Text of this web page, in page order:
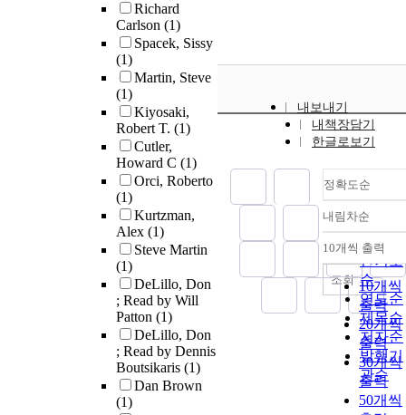
Richard
Carlson (1)
Spacek, Sissy
(1)
Martin, Steve
(1)
Kiyosaki,
Robert T. (1)
Cutler,
Howard C (1)
Orci, Roberto
(1)
Kurtzman,
Alex (1)
Steve Martin
(1)
DeLillo, Don
; Read by Will
Patton (1)
DeLillo, Don
; Read by Dennis
Boutsikaris (1)
Dan Brown
(1)
내보내기
내책장담기
한글로보기
정확도순
정확도
순
인기도
순
연도순
제목순
저자순
발행기
관순
내림차순
내림
10개씩 출력
10개씩
출력
20개씩
출력
30개씩
출력
50개씩
조회